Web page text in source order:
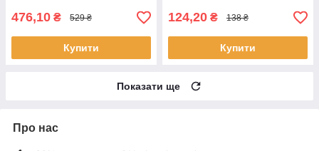
476,10 ₴ 529 ₴
Купити
124,20 ₴ 138 ₴
Купити
Показати ще
Про нас